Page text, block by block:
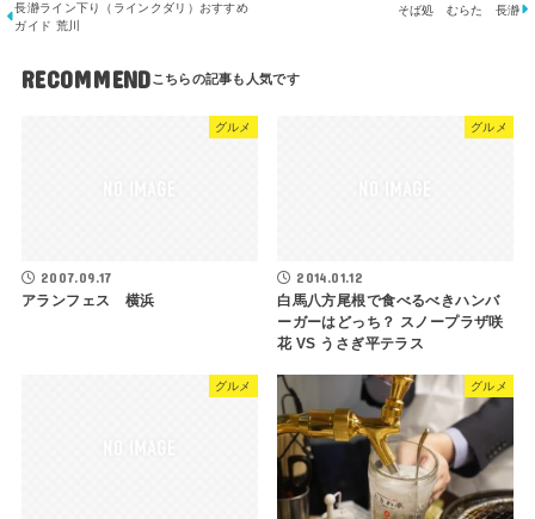
長瀞ライン下り（ラインクダリ）おすすめ
ガイド 荒川
そば処 むらた 長瀞
RECOMMEND
グルメ
2007.09.17
アランフェス 横浜
グルメ
2014.01.12
白馬八方尾根で食べるべきハンバ
ーガーはどっち？ スノープラザ咲
花 VS うさぎ平テラス
グルメ グルメ